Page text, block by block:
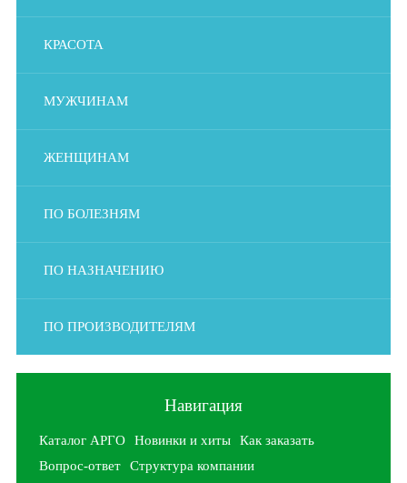
КРАСОТА
МУЖЧИНАМ
ЖЕНЩИНАМ
ПО БОЛЕЗНЯМ
ПО НАЗНАЧЕНИЮ
ПО ПРОИЗВОДИТЕЛЯМ
Навигация
Каталог АРГО Новинки и хиты
Как заказать
Вопрос-ответ
Структура компании